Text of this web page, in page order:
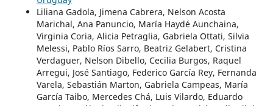
Liliana Gadola, Jimena Cabrera, Nelson Acosta
Marichal, Ana Panuncio, María Haydé Aunchaina,
Virginia Coria, Alicia Petraglia, Gabriela Ottati, Silvia
Melessi, Pablo Ríos Sarro, Beatriz Gelabert, Cristina
Verdaguer, Nelson Dibello, Cecilia Burgos, Raquel
Arregui, José Santiago, Federico García Rey, Fernanda
Varela, Sebastián Marton, Gabriela Campeas, María
García Taibo, Mercedes Chá, Luis Vilardo, Eduardo